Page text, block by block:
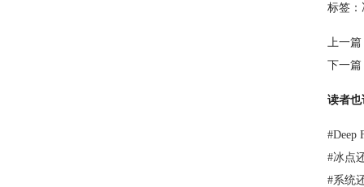
标签：
上一篇
下一篇
读者
#Deep
#冰点
#系统